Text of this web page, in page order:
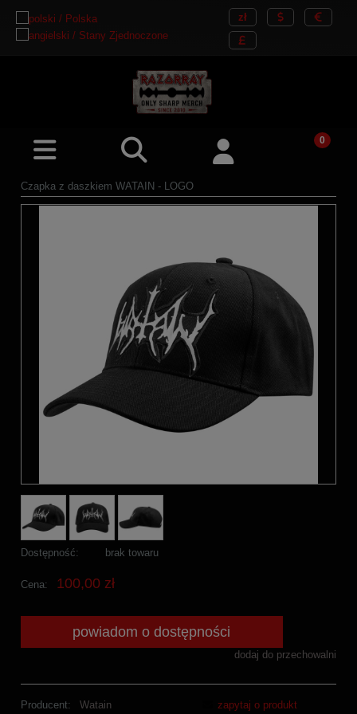
Czapka z daszkiem WATAIN - LOGO
Dostępność: brak towaru
Cena: 100,00 zł
powiadom o dostępności
dodaj do przechowalni
Producent:
Watain
zapytaj o produkt